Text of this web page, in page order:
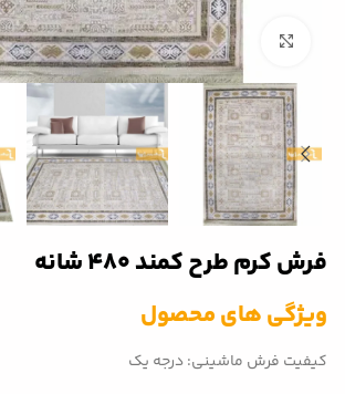
بزرگنمایی تصویر
فرش کرم طرح کمند 480 شانه
ویژگی های محصول
کیفیت فرش ماشینی: درجه یک